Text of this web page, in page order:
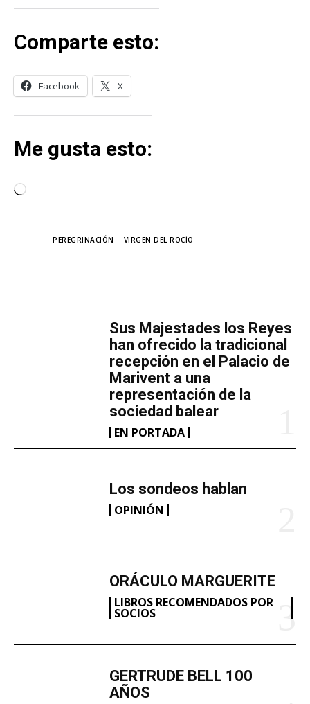
​Sus Majestades los Reyes
han ofrecido la tradicional
recepción en el Palacio de
Marivent​ a una
representación de la
sociedad balear
EN PORTADA
Los sondeos hablan
OPINIÓN
ORÁCULO MARGUERITE
LIBROS RECOMENDADOS POR
SOCIOS
GERTRUDE BELL 100
AÑOS
Comparte esto:
Facebook X
Me gusta esto:
C
PEREGRINACIÓN VIRGEN DEL ROCÍO